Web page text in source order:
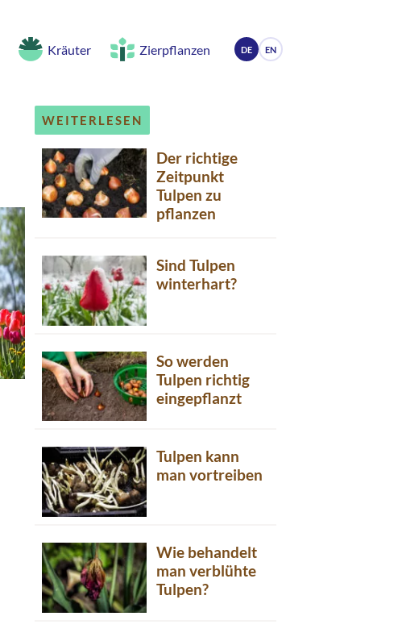
Kräuter Zierpflanzen DE EN
WEITERLESEN
Der richtige
Zeitpunkt
Tulpen zu
pflanzen
Sind Tulpen
winterhart?
So werden
Tulpen richtig
eingepflanzt
Tulpen kann
man vortreiben
Wie behandelt
man verblühte
Tulpen?